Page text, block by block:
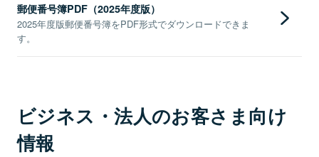
郵便番号簿PDF（2025年度版）
2025年度版郵便番号簿をPDF形式でダウンロードできま
す。
ビジネス・法人のお客さま向け
情報